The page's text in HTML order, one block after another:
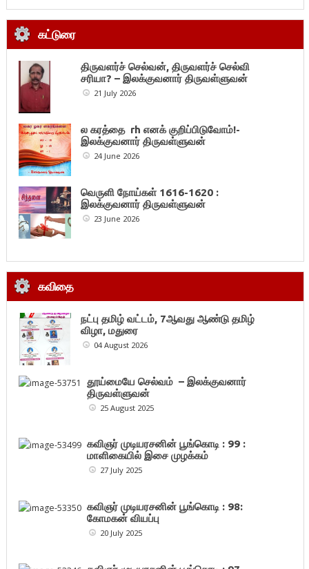
கட்டுரை
திருவளர்ச் செல்வன், திருவளர்ச் செல்வி
சரியா? – இலக்குவனார் திருவள்ளுவன்
21 July 2026
ல கரத்தை rh எனக் குறிப்பிடுவோம்!-
இலக்குவனார் திருவள்ளுவன்
24 June 2026
வெருளி நோய்கள் 1616-1620 :
இலக்குவனார் திருவள்ளுவன்
23 June 2026
கவிதை
நட்பு தமிழ் வட்டம், 7ஆவது ஆண்டு தமிழ்
விழா, மதுரை
04 August 2026
தூய்மையே செல்வம் – இலக்குவனார்
திருவள்ளுவன்
25 August 2025
கவிஞர் முடியரசனின் பூங்கொடி : 99 :
மாளிகையில் இசை முழக்கம்
27 July 2025
கவிஞர் முடியரசனின் பூங்கொடி : 98:
கோமகன் வியப்பு
20 July 2025